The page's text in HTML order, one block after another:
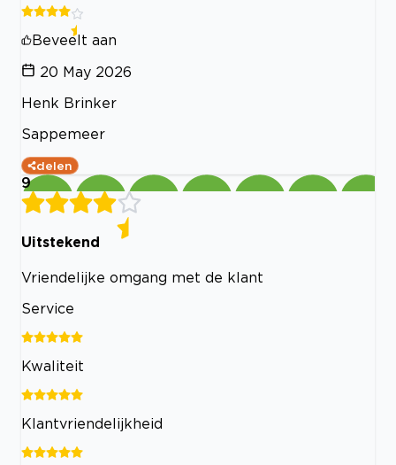
Beveelt aan
20 May 2026
Henk Brinker
Sappemeer
delen
9
Uitstekend
Vriendelijke omgang met de klant
Service
Kwaliteit
Klantvriendelijkheid